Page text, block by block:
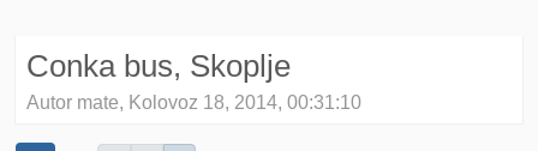
Conka bus, Skoplje
Autor mate, Kolovoz 18, 2014, 00:31:10